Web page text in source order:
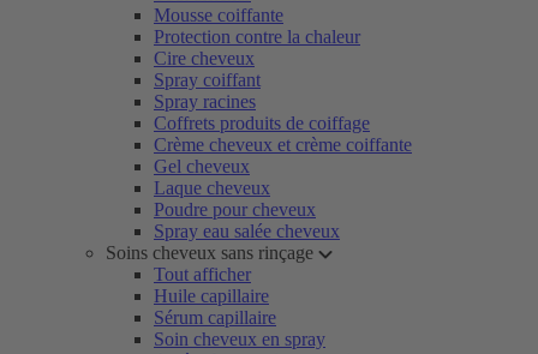
Mousse coiffante
Protection contre la chaleur
Cire cheveux
Spray coiffant
Spray racines
Coffrets produits de coiffage
Crème cheveux et crème coiffante
Gel cheveux
Laque cheveux
Poudre pour cheveux
Spray eau salée cheveux
Soins cheveux sans rinçage
Tout afficher
Huile capillaire
Sérum capillaire
Soin cheveux en spray